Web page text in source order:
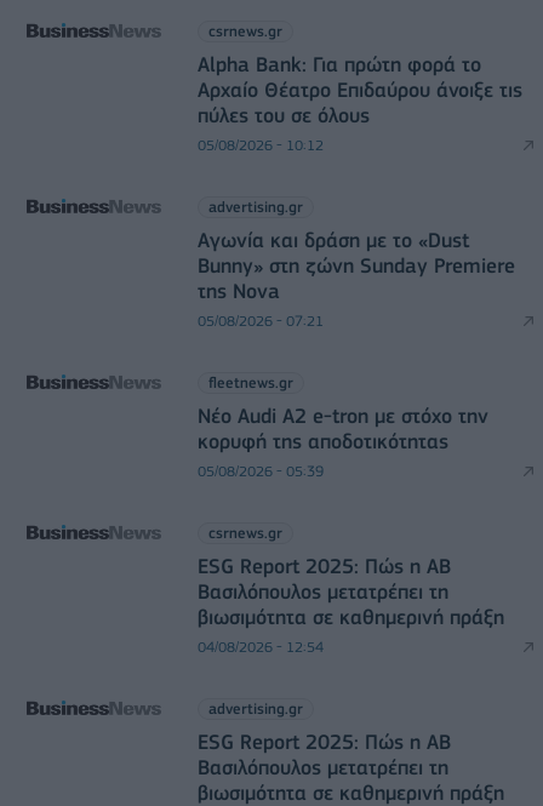
csrnews.gr
Alpha Bank: Για πρώτη φορά το
Αρχαίο Θέατρο Επιδαύρου άνοιξε τις
πύλες του σε όλους
05/08/2026 - 10:12
advertising.gr
Αγωνία και δράση με το «Dust
Bunny» στη ζώνη Sunday Premiere
της Nova
05/08/2026 - 07:21
fleetnews.gr
Νέο Audi A2 e-tron με στόχο την
κορυφή της αποδοτικότητας
05/08/2026 - 05:39
csrnews.gr
ESG Report 2025: Πώς η ΑΒ
Βασιλόπουλος μετατρέπει τη
βιωσιμότητα σε καθημερινή πράξη
04/08/2026 - 12:54
advertising.gr
ESG Report 2025: Πώς η ΑΒ
Βασιλόπουλος μετατρέπει τη
βιωσιμότητα σε καθημερινή πράξη